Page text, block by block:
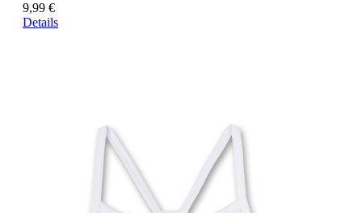
9,99 €
Details